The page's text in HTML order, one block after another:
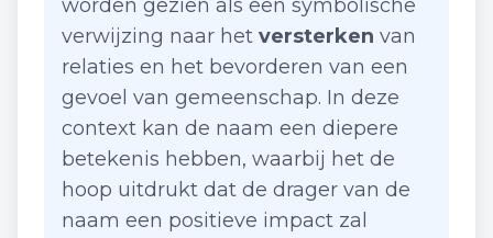
worden gezien als een symbolische
verwijzing naar het versterken van
relaties en het bevorderen van een
gevoel van gemeenschap. In deze
context kan de naam een diepere
betekenis hebben, waarbij het de
hoop uitdrukt dat de drager van de
naam een positieve impact zal